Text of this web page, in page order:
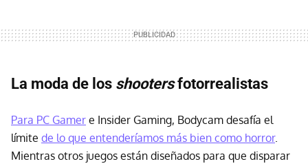
La moda de los shootersfotorrealistas
Para PC Gamer e Insider Gaming, Bodycam desafía el
límite de lo que entenderíamos más bien como horror.
Mientras otros juegos están diseñados para que disparar